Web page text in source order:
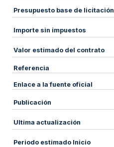
Presupuesto base de licitación
Importe sin impuestos
Valor estimado del contrato
Referencia
Enlace a la fuente oficial
Publicación
Ultima actualización
Periodo estimado Inicio